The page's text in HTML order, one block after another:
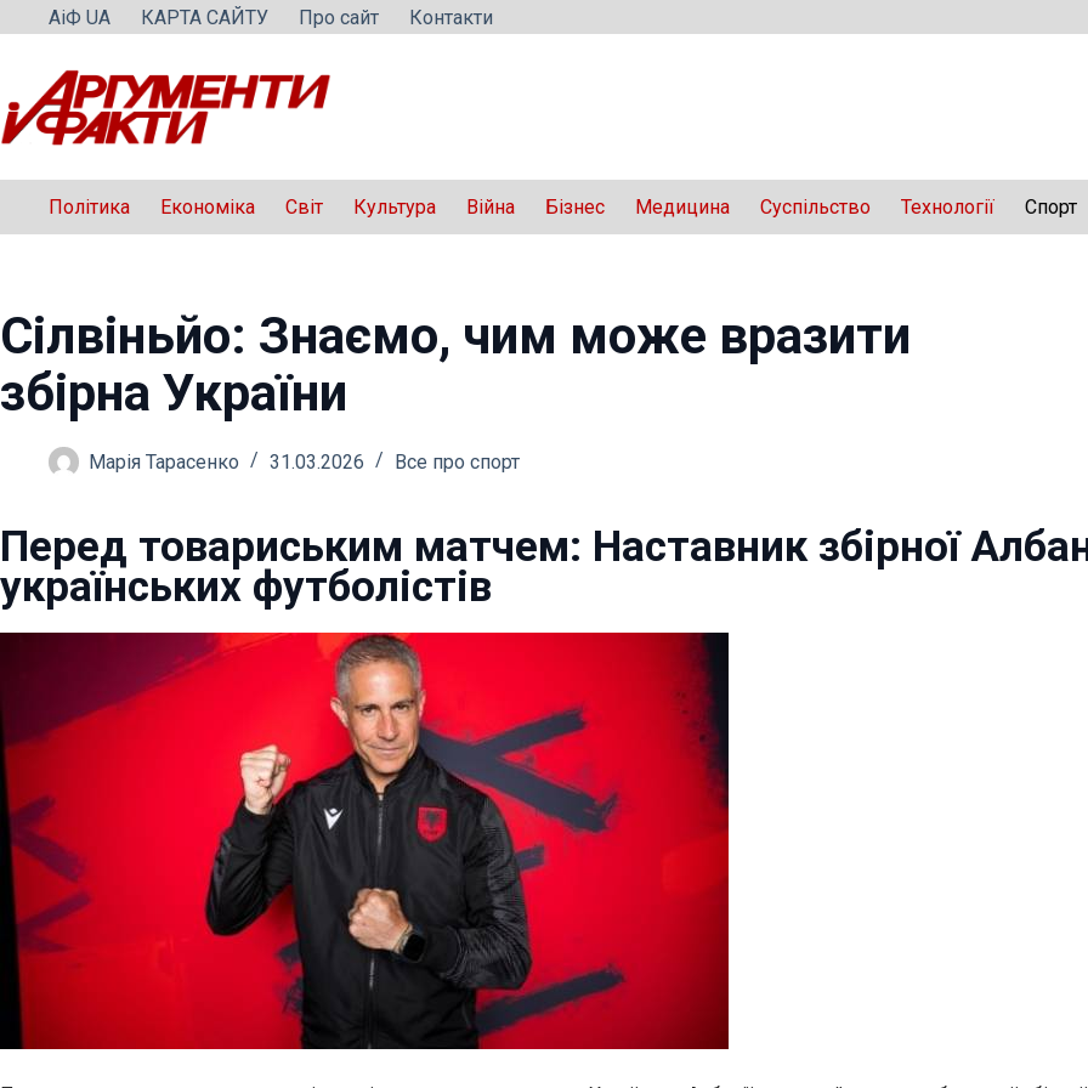
Перейти
вмісту
АіФ UA КАРТА САЙТУ Про сайт Контакти
Політика Економіка Світ Культура Війна Бізнес Медицина Суспільство Технології Спорт
Сілвіньйо: Знаємо, чим може вразити
збірна України
Марія Тарасенко 31.03.2026 Все про спорт
Перед товариським матчем: Наставник збірної
українських футболістів